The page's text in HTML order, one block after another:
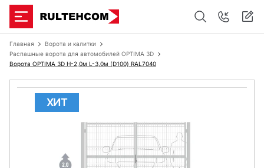
Главная
Ворота и калитки
Распашные ворота для автомобилей OPTIMA 3D
Ворота OPTIMA 3D H-2,0м L-3,0м (D100) RAL7040
ХИТ